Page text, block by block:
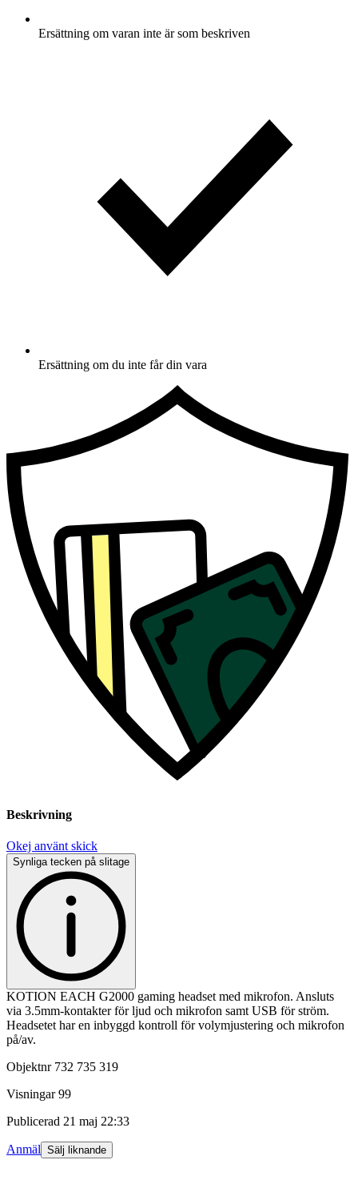
Ersättning om varan inte är som beskriven
Ersättning om du inte får din vara
Beskrivning
Okej använt skick
Synliga tecken på slitage
KOTION EACH G2000 gaming headset med mikrofon. Ansluts
via 3.5mm-kontakter för ljud och mikrofon samt USB för ström.
Headsetet har en inbyggd kontroll för volymjustering och mikrofon
på/av.
Objektnr 732 735 319
Visningar 99
Publicerad 21 maj 22:33
Anmäl Sälj liknande